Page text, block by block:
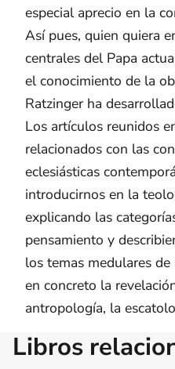
especial aprecio en la
Así pues, quien quiera
centrales del Papa
el conocimiento de la
Ratzinger ha
Los artículos reunidos
relacionados con las
eclesiásticas
introducirnos en la
explicando las
pensamiento y
los temas medulares
en concreto la
antropología, la
Libros